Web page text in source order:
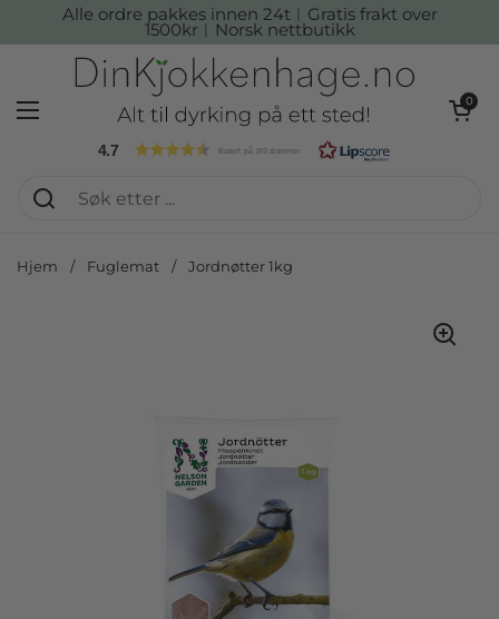
Hopp over til innhold
Alle ordre pakkes innen 24t︱Gratis frakt over
1500kr︱Norsk nettbutikk
4.7 Basert på 193 stemmer
Åpne menyen
Åpen
0
Hjem / Fuglemat / Jordnøtter 1kg